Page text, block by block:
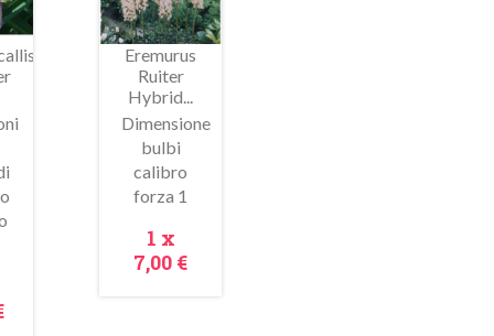
Anteprima
Eremurus
Ruiter
Hybrid...
Dimensione
bulbi
calibro
forza 1
Prezzo
1 x
7,00 €